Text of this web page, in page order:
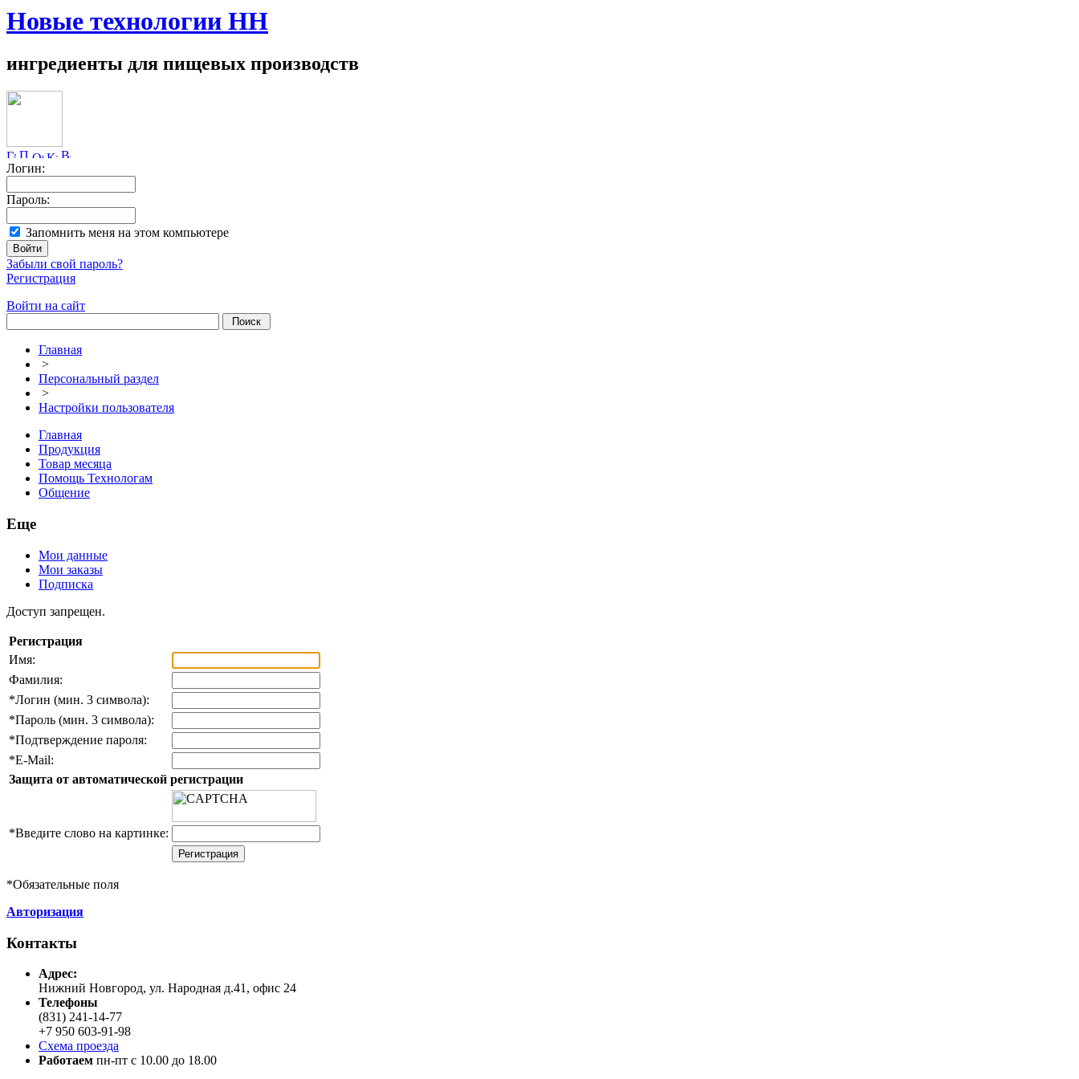
Новые технологии НН
ингредиенты для пищевых производств
Логин:
Пароль:
Запомнить меня на этом компьютере
Забыли свой пароль?
Регистрация
Войти на сайт
Главная
>
Персональный раздел
>
Настройки пользователя
Главная
Продукция
Товар месяца
Помощь Технологам
Общение
Еще
Мои данные
Мои заказы
Подписка
Доступ запрещен.
Регистрация
Имя:
Фамилия:
*Логин (мин. 3 символа):
*Пароль (мин. 3 символа):
*Подтверждение пароля:
*E-Mail:
Защита от автоматической регистрации
*Введите слово на картинке:
*Обязательные поля
Авторизация
Контакты
Адреc:
Нижний Новгород, ул. Народная д.41, офис 24
Телефоны
(831) 241-14-77
+7 950 603-91-98
Схема проезда
Работаем пн-пт с 10.00 до 18.00